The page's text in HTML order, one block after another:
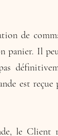
de
panier. Il
est
le Client